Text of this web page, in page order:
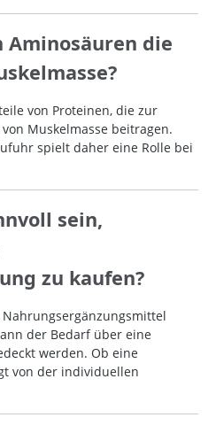
die
von Proteinen, die zur
Muskelmasse beitragen.
spielt daher eine Rolle bei
sein,
zu kaufen?
der Bedarf über eine
werden. Ob eine
von der individuellen